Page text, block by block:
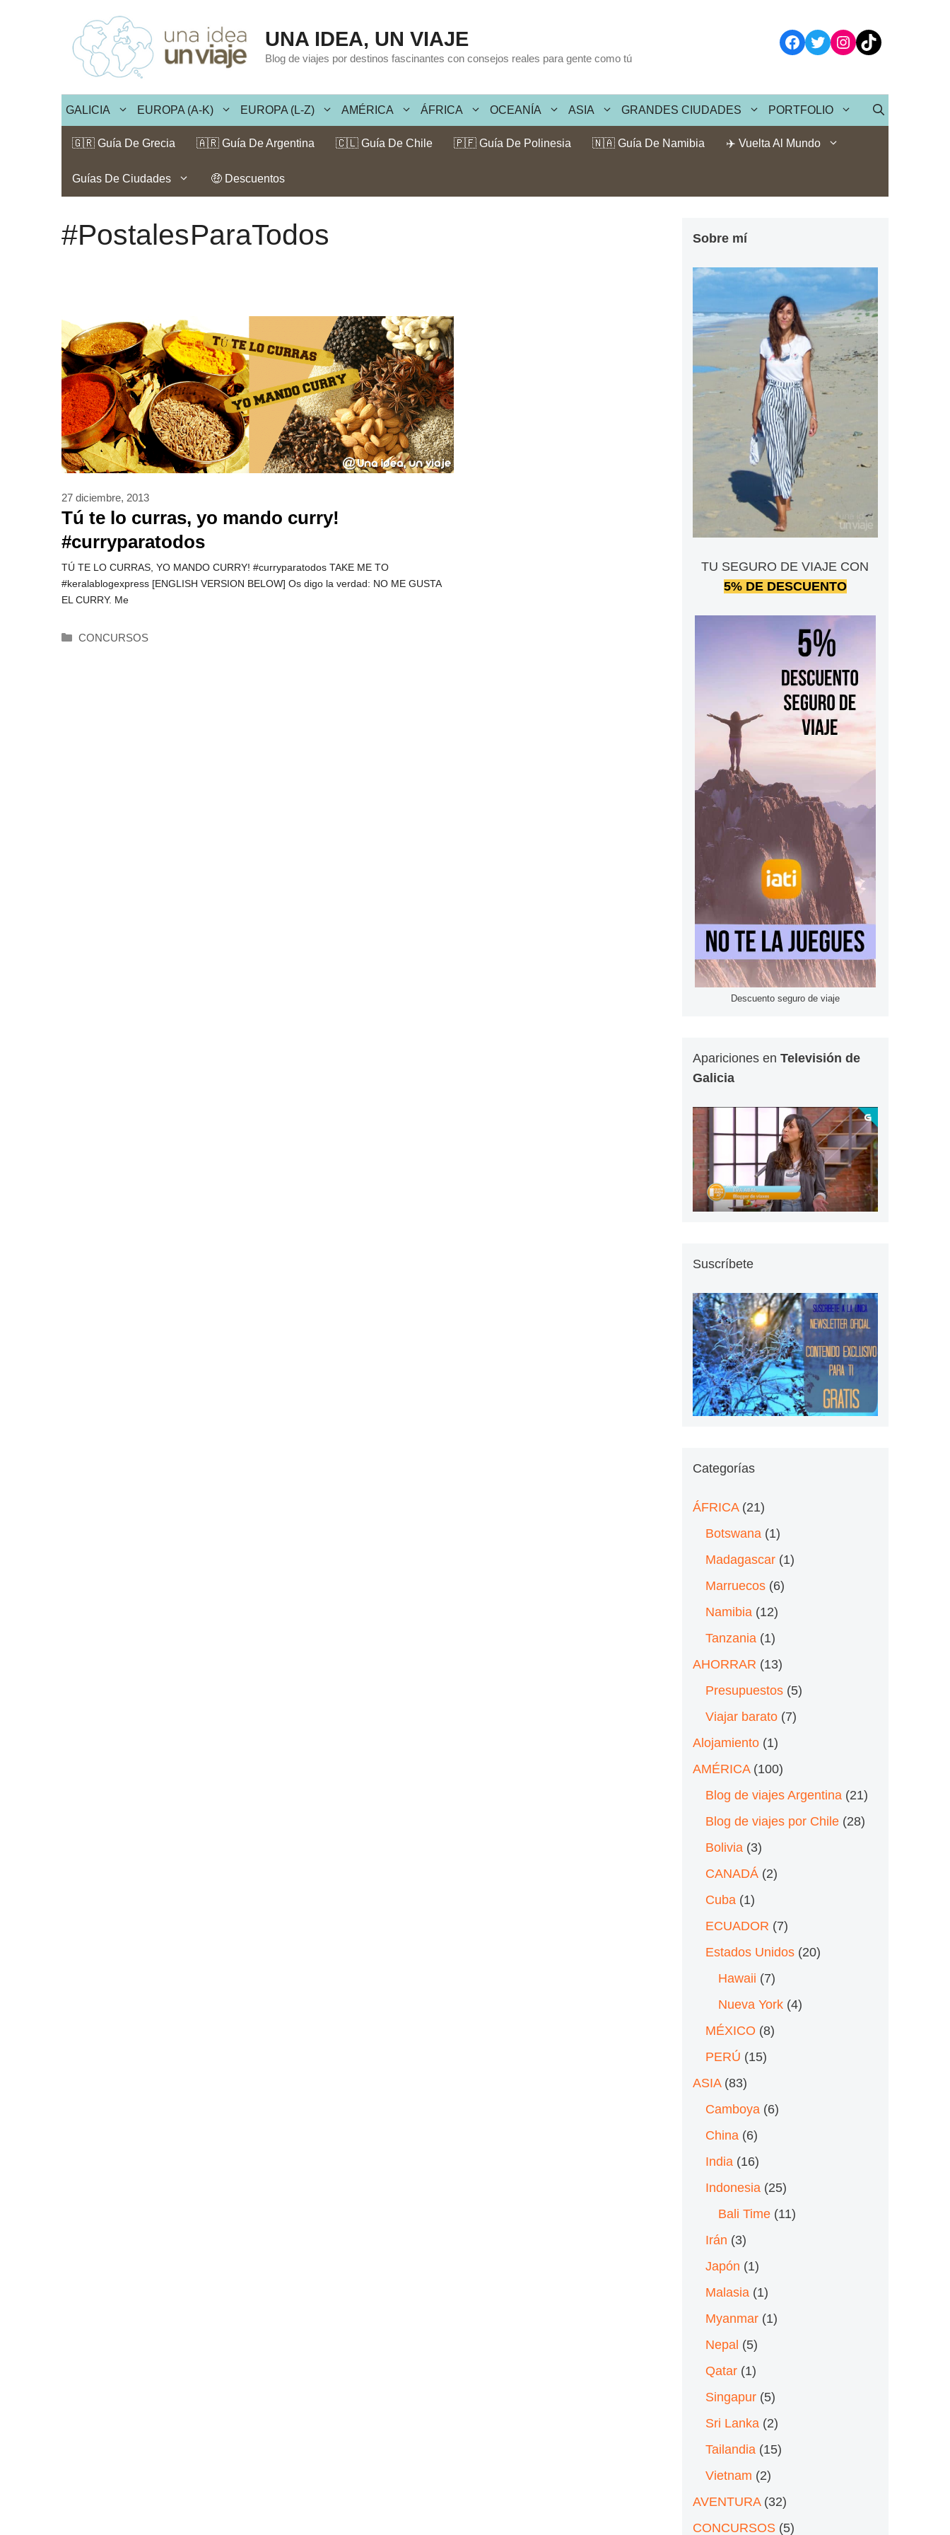
contenido
UNA IDEA, UN VIAJE
Blog de viajes por destinos fascinantes con consejos reales para gente como tú
Facebook
TwitterInstagram
TikTok
GALICIA EUROPA (A-K) EUROPA (L-Z) AMÉRICA ÁFRICA OCEANÍA ASIA GRANDES CIUDADES PORTFOLIO
🇬🇷 Guía De Grecia 🇦🇷 Guía De Argentina 🇨🇱 Guía De Chile 🇵🇫 Guía De Polinesia 🇳🇦 Guía De Namibia ✈️ Vuelta Al Mundo
Guías De Ciudades 🤑 Descuentos
#PostalesParaTodos
Tú te lo curras, yo mando curry!
#curryparatodos
27 diciembre, 2013
TÚ TE LO CURRAS, YO MANDO CURRY! #curryparatodos TAKE ME TO
#keralablogexpress [ENGLISH VERSION BELOW] Os digo la verdad: NO ME GUSTA
EL CURRY. Me
Categorías
CONCURSOS
Sobre mí
TU SEGURO DE VIAJE CON
5% DE DESCUENTO
Descuento seguro de viaje
Apariciones en Televisión de
Galicia
Suscríbete
Categorías
ÁFRICA(21)
Botswana (1)
Madagascar(1)
Marruecos(6)
Namibia (12)
Tanzania (1)
AHORRAR (13)
Presupuestos(5)
Viajar barato(7)
Alojamiento(1)
AMÉRICA(100)
Blog de viajes Argentina (21)
Blog de viajes por Chile(28)
Bolivia (3)
CANADÁ(2)
Cuba (1)
ECUADOR (7)
Estados Unidos(20)
Hawaii (7)
Nueva York(4)
MÉXICO (8)
PERÚ (15)
ASIA(83)
Camboya (6)
China (6)
India (16)
Indonesia (25)
Bali Time(11)
Irán (3)
Japón (1)
Malasia (1)
Myanmar(1)
Nepal (5)
Qatar(1)
Singapur(5)
Sri Lanka (2)
Tailandia (15)
Vietnam (2)
AVENTURA(32)
CONCURSOS(5)